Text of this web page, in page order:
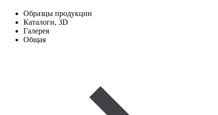
Образцы продукции
Каталоги, 3D
Галерея
Общая